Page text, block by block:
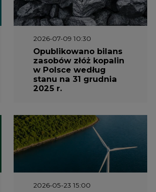
2026-07-09 10:30
Opublikowano bilans
zasobów złóż kopalin
w Polsce według
stanu na 31 grudnia
2025 r.
2026-05-23 15:00